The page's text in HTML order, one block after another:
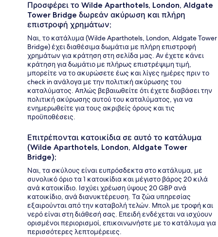
Προσφέρει το Wilde Aparthotels, London, Aldgate
Tower Bridge δωρεάν ακύρωση και πλήρη
επιστροφή χρημάτων;
Ναι, το κατάλυμα (Wilde Aparthotels, London, Aldgate Tower
Bridge) έχει διαθέσιμα δωμάτια με πλήρη επιστροφή
χρημάτων για κράτηση στη σελίδα μας. Αν έχετε κάνει
κράτηση για δωμάτιο με πλήρως επιστρέψιμη τιμή,
μπορείτε να το ακυρώσετε έως και λίγες ημέρες πριν το
check in ανάλογα με την πολιτική ακύρωσης του
καταλύματος. Απλώς βεβαιωθείτε ότι έχετε διαβάσει την
πολιτική ακύρωσης αυτού του καταλύματος, για να
ενημερωθείτε για τους ακριβείς όρους και τις
προϋποθέσεις.
Επιτρέπονται κατοικίδια σε αυτό το κατάλυμα
(Wilde Aparthotels, London, Aldgate Tower
Bridge);
Ναι, τα σκύλους είναι ευπρόσδεκτα στο κατάλυμα, με
συνολικό όριο τα 1 κατοικίδια και μέγιστο βάρος 20 κιλά
ανά κατοικίδιο. Ισχύει χρέωση ύψους 20 GBP ανά
κατοικίδιο, ανά διανυκτέρευση. Τα ζώα υπηρεσίας
εξαιρούνται από την καταβολή τελών. Μπολ με τροφή και
νερό είναι στη διάθεσή σας. Επειδή ενδέχεται να ισχύουν
ορισμένοι περιορισμοί, επικοινωνήστε με το κατάλυμα για
περισσότερες λεπτομέρειες.